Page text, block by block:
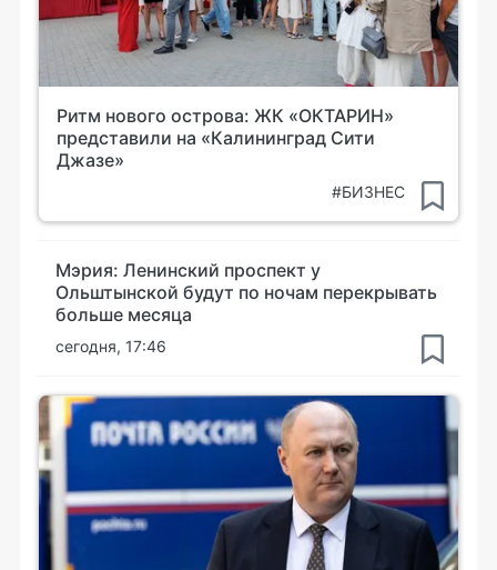
Ритм нового острова: ЖК «ОКТАРИН»
представили на «Калининград Сити
Джазе»
#БИЗНЕС
Мэрия: Ленинский проспект у
Ольштынской будут по ночам перекрывать
больше месяца
сегодня, 17:46